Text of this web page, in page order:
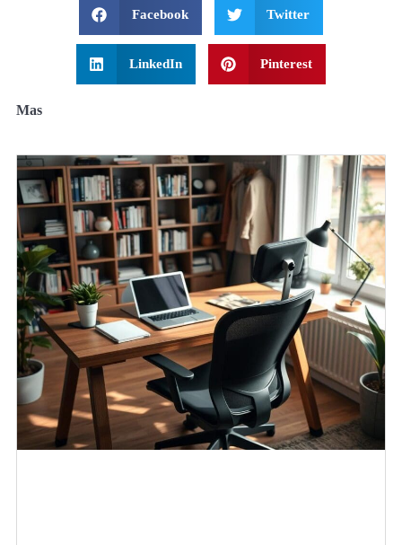
Facebook Twitter
LinkedIn Pinterest
Mas